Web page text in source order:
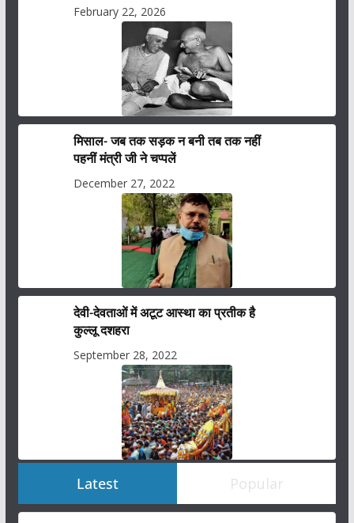
February 22, 2026
मिसाल- जब तक सड़क न बनी तब तक नहीं
पहनीं मंत्री जी ने चप्पलें
December 27, 2022
देवी-देवताओं में अटूट आस्था का प्रतीक है
कुल्लू दशहरा
September 28, 2022
Latest Popular